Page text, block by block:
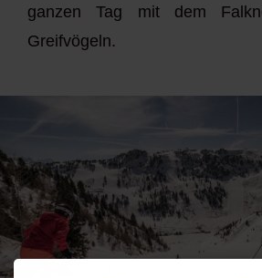
ganzen Tag mit dem
Greifvögeln.